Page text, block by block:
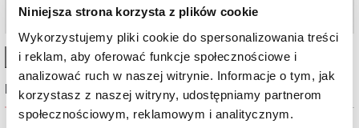
Niniejsza strona korzysta z plików cookie
Wykorzystujemy pliki cookie do spersonalizowania treści
i reklam, aby oferować funkcje społecznościowe i
analizować ruch w naszej witrynie. Informacje o tym, jak
korzystasz z naszej witryny, udostępniamy partnerom
społecznościowym, reklamowym i analitycznym.
High-contrast mode
Najczęściej wybierane